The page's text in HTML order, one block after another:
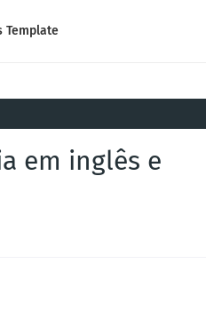
Template
em inglês e